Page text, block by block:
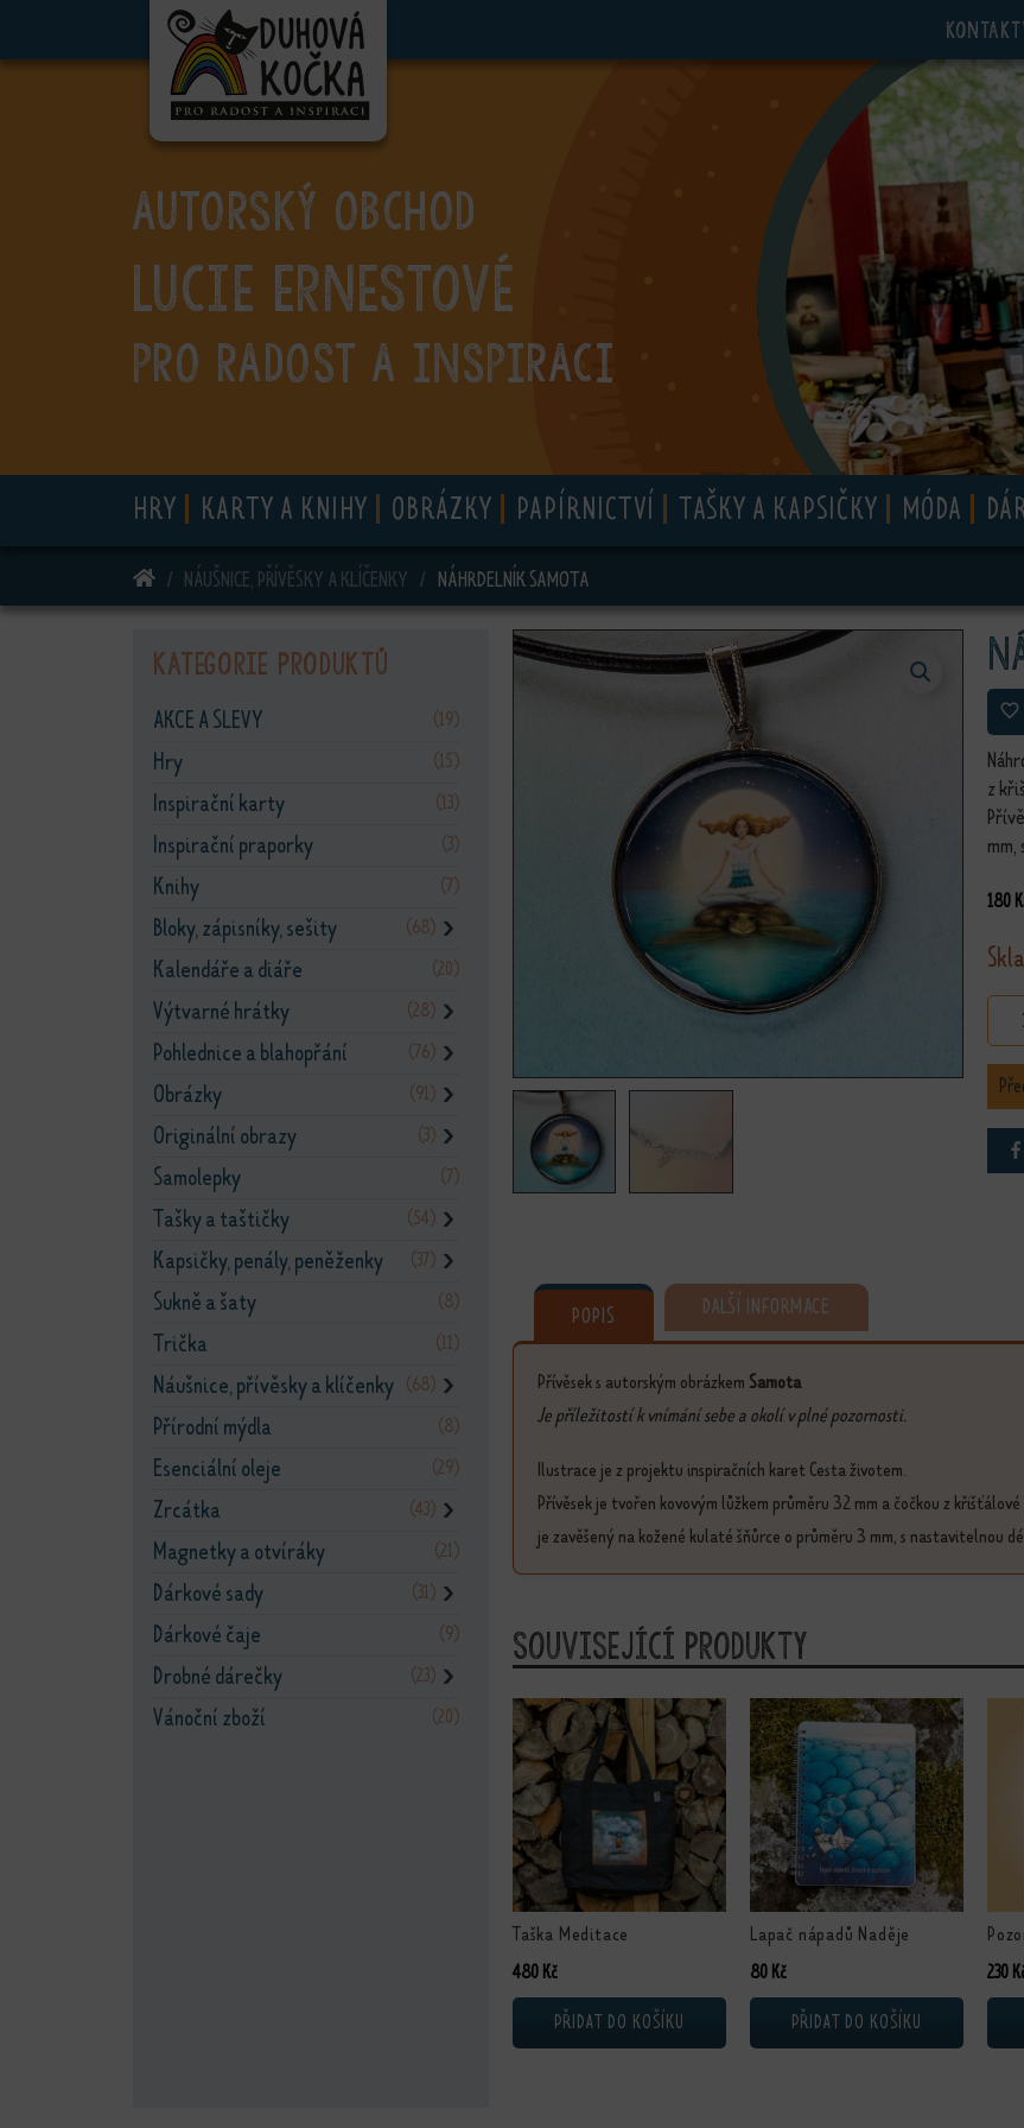
AUTORSKÝ OBCHOD
Lucie Ernestové
PRO RADOST A INSPIRACI
HRY KARTY A KNIHY OBRÁZKY PAPÍRNICTVÍ TAŠKY A KAPSIČKY MÓDA
DOMŮNÁUŠNICE, PŘÍVĚSKY A KLÍČENKY NÁHRDELNÍK SAMOTA
Kategorie produktů
AKCE A SLEVY (19)
Hry (15)
Inspirační karty (13)
Inspirační praporky (3)
Knihy (7)
Bloky, zápisníky, sešity (68) ❯
Kalendáře a diáře (20)
Výtvarné hrátky (28) ❯
Pohlednice a blahopřání (76) ❯
Obrázky (91) ❯
Originální obrazy (3) ❯
Samolepky (7)
Tašky a taštičky (54) ❯
Kapsičky, penály, peněženky (37) ❯
Sukně a šaty (8)
Trička (11)
Náušnice, přívěsky a klíčenky (68) ❯
Přírodní mýdla (8)
Esenciální oleje (29)
Zrcátka (43) ❯
Magnetky a otvíráky (21)
Dárkové sady (31) ❯
Dárkové čaje (9)
Drobné dárečky (23) ❯
Vánoční zboží (20)
z
180
POPIS DALŠÍ INFORMACE
Přívěsek s autorským obrázkem Samota
Je příležitostí k vnímání sebe a okolí v plné pozornosti.
Ilustrace je z projektu inspiračních karet Cesta životem.
Přívěsek je tvořen kovovým lůžkem průměru 32 mm a čočkou z
je zavěšený na kožené kulaté šňůrce o průměru 3 mm, s nastavitelnou
Související produkty
Taška Meditace
480 Kč
PŘIDAT DO KOŠÍKU
Lapač nápadů Naděje
80 Kč
PŘIDAT DO KOŠÍKU
230